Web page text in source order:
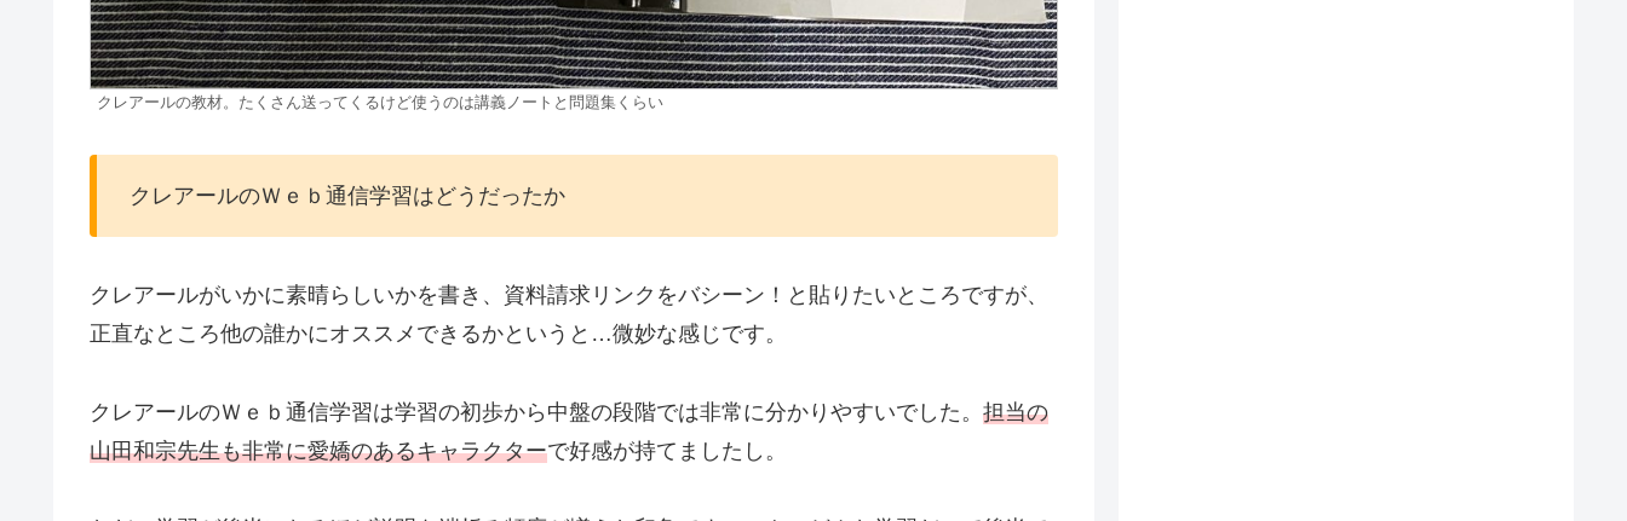
クレアールの教材。たくさん送ってくるけど使うのは講義ノートと問題集くらい
クレアールのＷｅｂ通信学習はどうだったか
クレアールがいかに素晴らしいかを書き、資料請求リンクをバシーン！と貼りたいところですが、
正直なところ他の誰かにオススメできるかというと…微妙な感じです。
クレアールのＷｅｂ通信学習は学習の初歩から中盤の段階では非常に分かりやすいでした。 担当の
山田和宗先生も非常に愛嬌のあるキャラクターで好感が持てましたし。